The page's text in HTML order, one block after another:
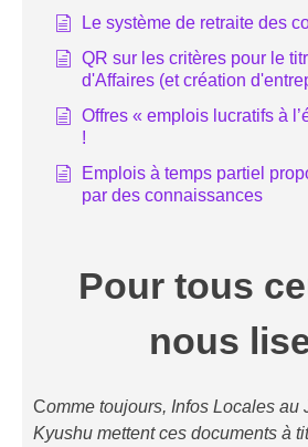
Le système de retraite des
QR sur les critères pour le
d'Affaires (et création
Offres « emplois lucratifs à
!
Emplois à temps partiel
par des connaissances
Pour tous
nous
Comme toujours, Infos Locales au
Kyushu mettent ces documents à